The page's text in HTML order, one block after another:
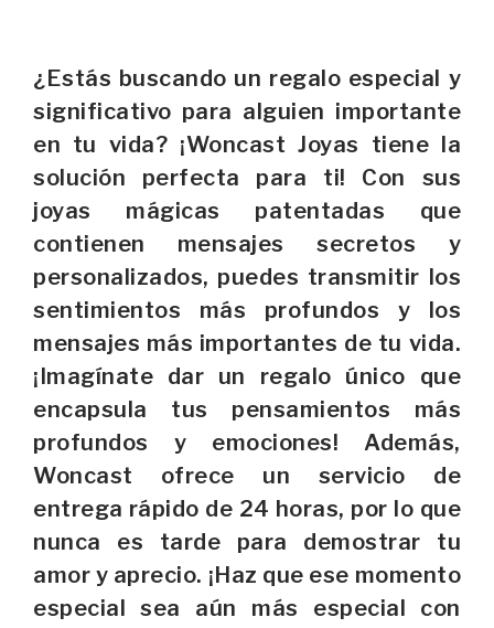
¿Estás buscando un regalo especial y
significativo para alguien importante
en tu vida? ¡Woncast Joyas tiene la
solución perfecta para ti! Con sus
joyas mágicas patentadas que
contienen mensajes secretos y
personalizados, puedes transmitir los
sentimientos más profundos y los
mensajes más importantes de tu vida.
¡Imagínate dar un regalo único que
encapsula tus pensamientos más
profundos y emociones! Además,
Woncast ofrece un servicio de
entrega rápido de 24 horas, por lo que
nunca es tarde para demostrar tu
amor y aprecio. ¡Haz que ese momento
especial sea aún más especial con